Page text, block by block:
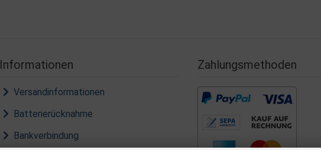
Informationen
Versandinformationen
Batterierücknahme
Bankverbindung
Zahlungsmethoden